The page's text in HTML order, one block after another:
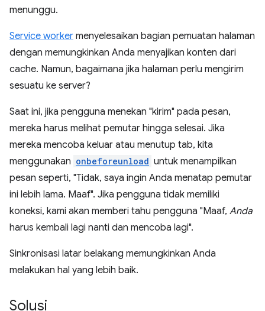
menunggu.
Service worker menyelesaikan bagian pemuatan halaman
dengan memungkinkan Anda menyajikan konten dari
cache. Namun, bagaimana jika halaman perlu mengirim
sesuatu ke server?
Saat ini, jika pengguna menekan "kirim" pada pesan,
mereka harus melihat pemutar hingga selesai. Jika
mereka mencoba keluar atau menutup tab, kita
menggunakan onbeforeunload untuk menampilkan
pesan seperti, "Tidak, saya ingin Anda menatap pemutar
ini lebih lama. Maaf". Jika pengguna tidak memiliki
koneksi, kami akan memberi tahu pengguna "Maaf, Anda
harus kembali lagi nanti dan mencoba lagi".
Sinkronisasi latar belakang memungkinkan Anda
melakukan hal yang lebih baik.
Solusi